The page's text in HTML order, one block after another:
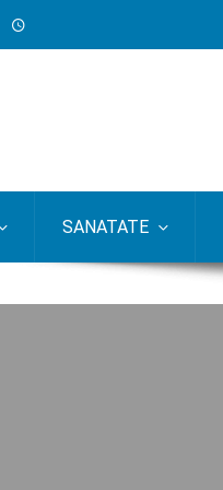
SANATATE